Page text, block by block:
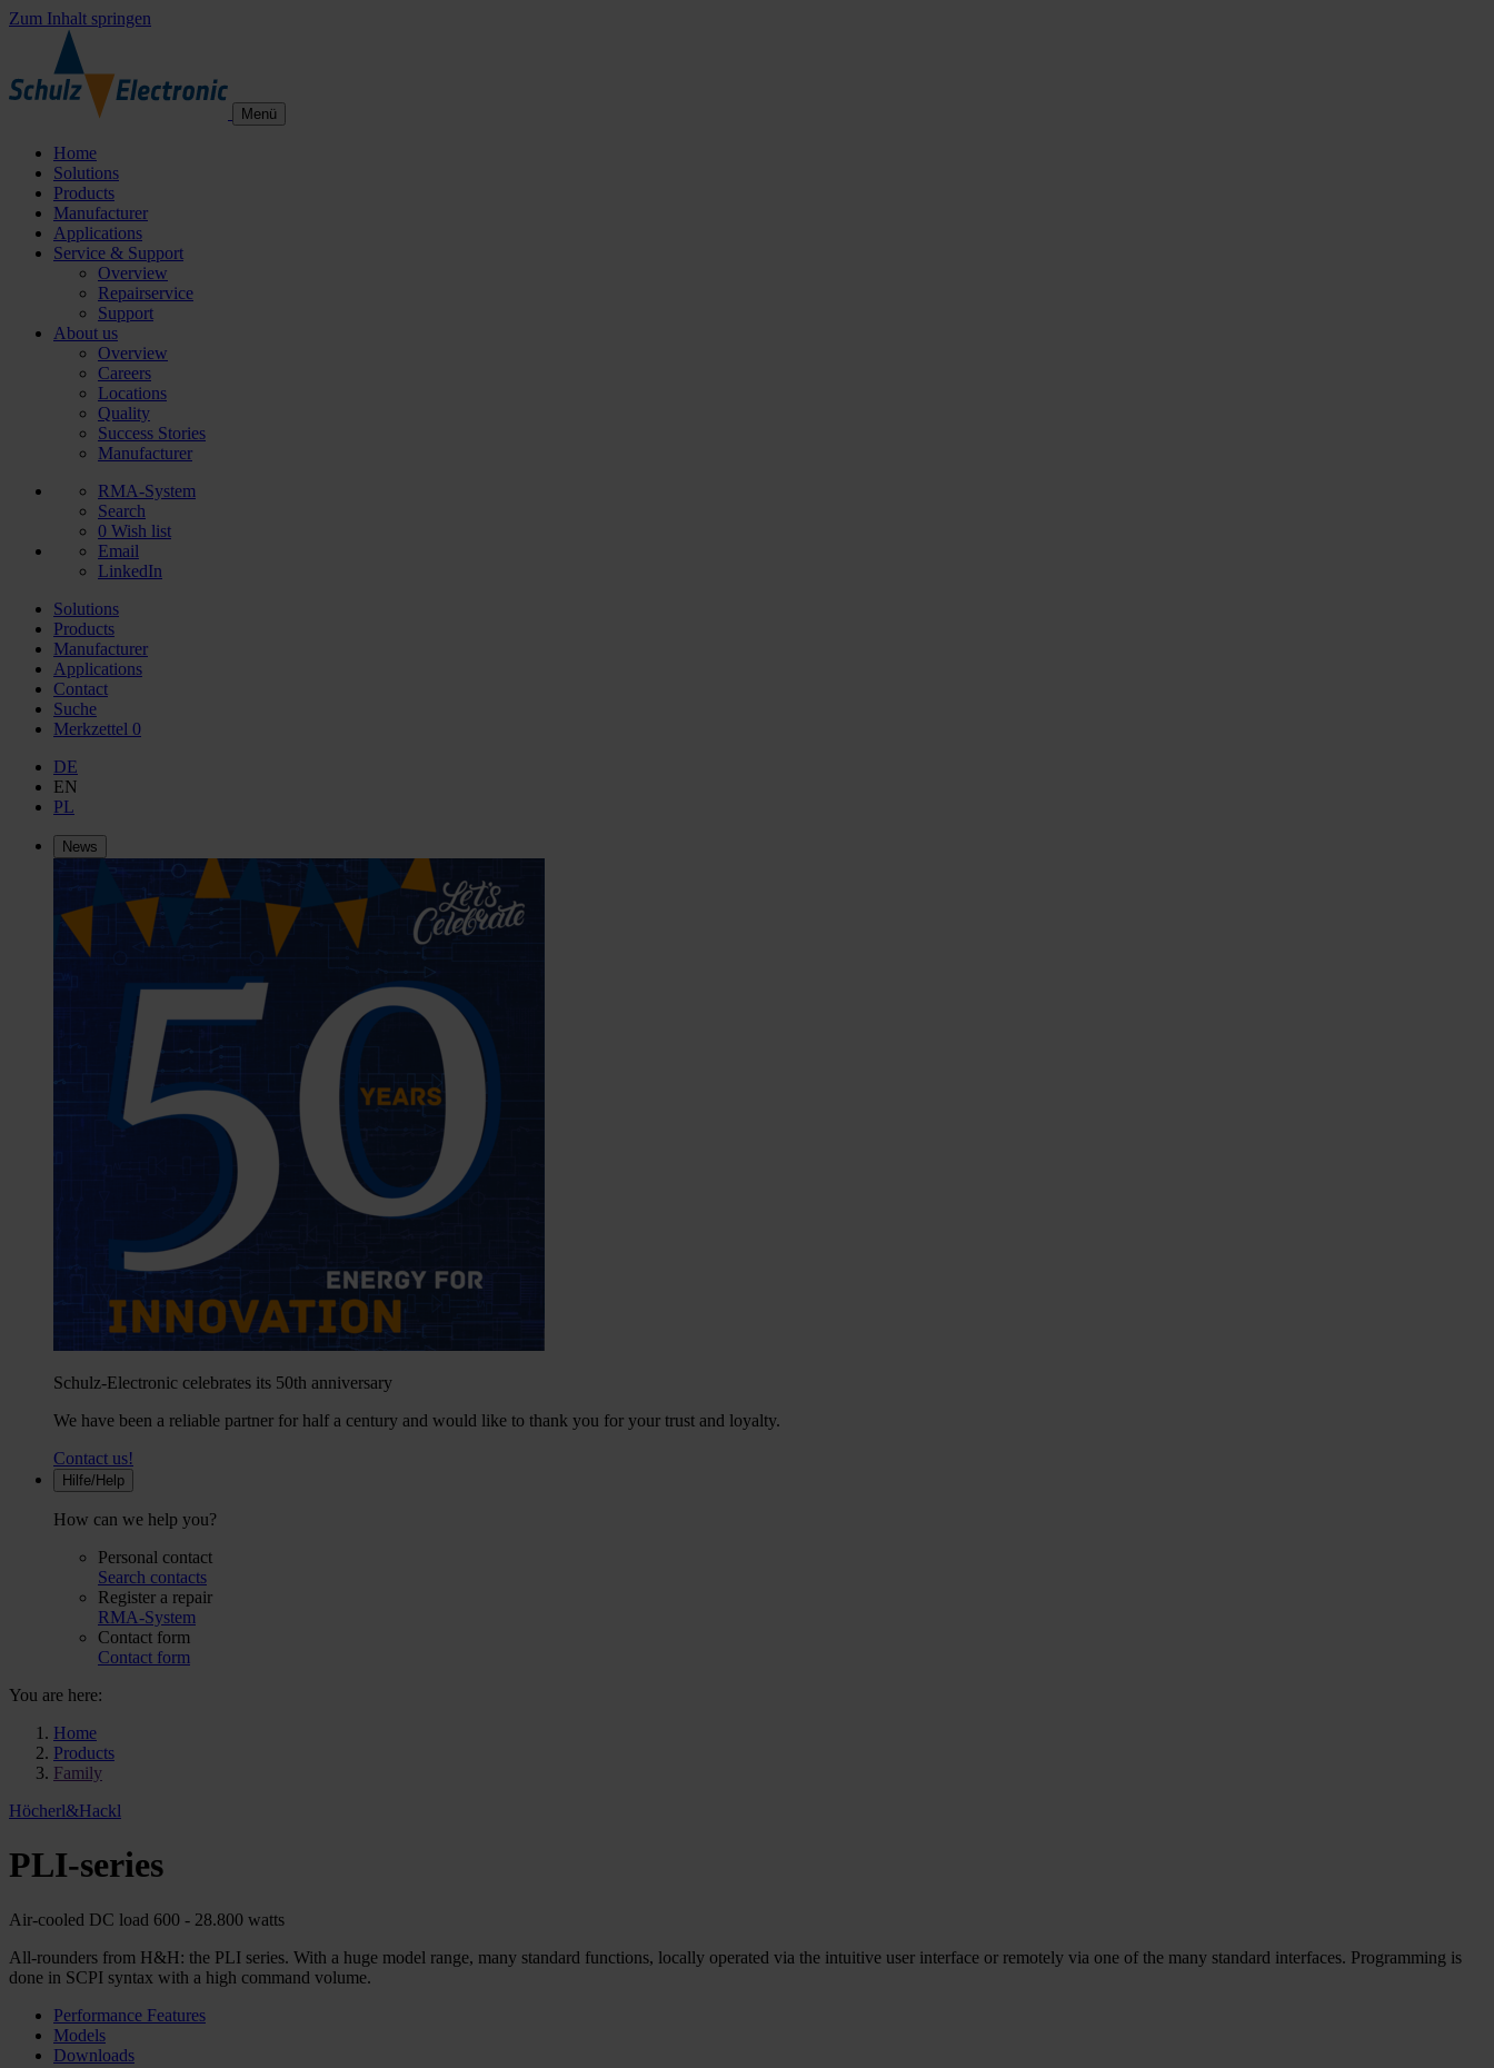
Zum Inhalt springen
Menü
Home
Solutions
Products
Manufacturer
Applications
Service & Support
Overview
Repairservice
Support
About us
Overview
Careers
Locations
Quality
Success Stories
Manufacturer
RMA-System
Search
0 Wish list
Email
LinkedIn
Solutions
Products
Manufacturer
Applications
Contact
Suche
Merkzettel 0
DE
EN
PL
News
Schulz-Electronic celebrates its 50th anniversary
We have been a reliable partner for half a century and would like to thank you for your trust and loyalty.
Contact us!
Hilfe/Help
How can we help you?
Personal contact
Search contacts
Register a repair
RMA-System
Contact form
Contact form
You are here:
Home
Products
Family
Höcherl&Hackl
PLI-series
Air-cooled DC load 600 - 28.800 watts
All-rounders from H&H: the PLI series. With a huge model range, many standard functions, locally operated via the intuitive user interface or remotely via one of the many standard interfaces. Programming is
done in SCPI syntax with a high command volume.
Performance Features
Models
Downloads